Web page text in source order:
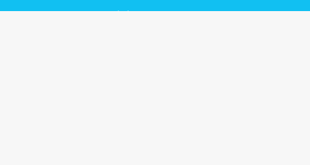
Alivia Onkomapa